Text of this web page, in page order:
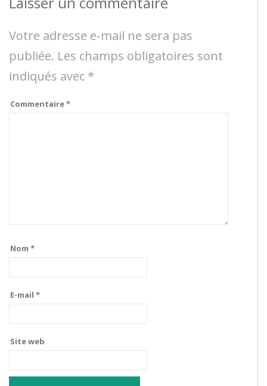
Votre adresse e-mail ne sera pas
publiée. Les champs obligatoires sont
indiqués avec *
Commentaire*
Nom *
E-mail *
Site web